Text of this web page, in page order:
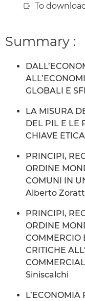
To
Summary :
GLOBALI E
LA MISURA
DEL PIL E LE
CHIAVE
PRINCIPI,
ORDINE
COMUNI IN
Alberto
PRINCIPI,
ORDINE
COMMERCIO
CRITICHE
Siniscalchi
L’ECONOMIA